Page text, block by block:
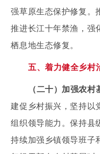
强草原生态保护修复。
推进长江十年禁渔，强
栖息地生态修复。
五、着力健全乡村
（二十）加强农
建促乡村振兴，坚持以
组织领导能力。保持县
持续加强乡镇领导班子